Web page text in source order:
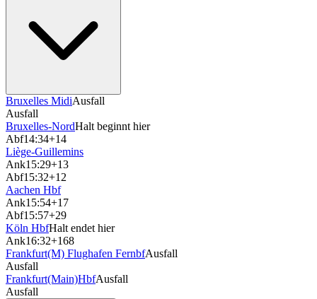
Bruxelles MidiAusfall
Ausfall
Bruxelles-NordHalt beginnt hier
Abf14:34+14
Liège-Guillemins
Ank15:29+13
Abf15:32+12
Aachen Hbf
Ank15:54+17
Abf15:57+29
Köln HbfHalt endet hier
Ank16:32+168
Frankfurt(M) Flughafen FernbfAusfall
Ausfall
Frankfurt(Main)HbfAusfall
Ausfall